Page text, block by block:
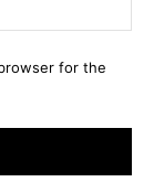
for the